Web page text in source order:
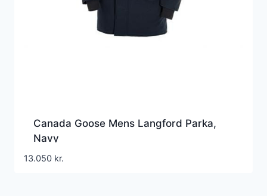
Canada Goose Mens Langford Parka,
Navy
13.050 kr.